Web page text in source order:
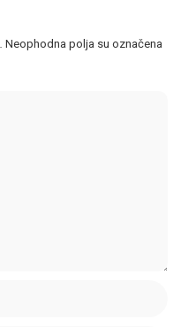
Neophodna polja su označena